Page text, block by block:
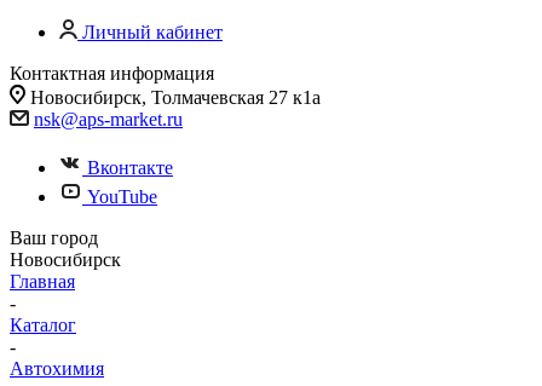
Личный кабинет
Контактная информация
Новосибирск, Толмачевская 27 к1а
nsk@aps-market.ru
Вконтакте
YouTube
Ваш город
Новосибирск
Главная
-
Каталог
-
Автохимия